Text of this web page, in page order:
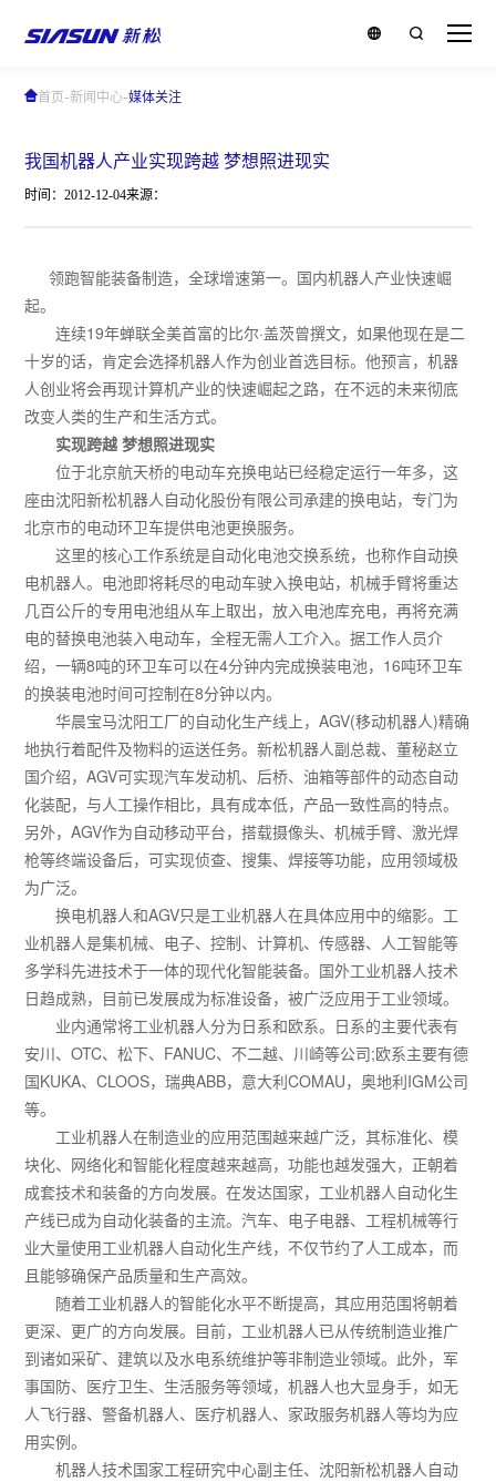
首页-新闻中心-媒体关注
我国机器人产业实现跨越 梦想照进现实
时间：2012-12-04来源：
领跑智能装备制造，全球增速第一。国内机器人产业快速崛
起。
连续19年蝉联全美首富的比尔·盖茨曾撰文，如果他现在是二
十岁的话，肯定会选择机器人作为创业首选目标。他预言，机器
人创业将会再现计算机产业的快速崛起之路，在不远的未来彻底
改变人类的生产和生活方式。
实现跨越 梦想照进现实
位于北京航天桥的电动车充换电站已经稳定运行一年多，这
座由沈阳新松机器人自动化股份有限公司承建的换电站，专门为
北京市的电动环卫车提供电池更换服务。
这里的核心工作系统是自动化电池交换系统，也称作自动换
电机器人。电池即将耗尽的电动车驶入换电站，机械手臂将重达
几百公斤的专用电池组从车上取出，放入电池库充电，再将充满
电的替换电池装入电动车，全程无需人工介入。据工作人员介
绍，一辆8吨的环卫车可以在4分钟内完成换装电池，16吨环卫车
的换装电池时间可控制在8分钟以内。
华晨宝马沈阳工厂的自动化生产线上，AGV(移动机器人)精确
地执行着配件及物料的运送任务。新松机器人副总裁、董秘赵立
国介绍，AGV可实现汽车发动机、后桥、油箱等部件的动态自动
化装配，与人工操作相比，具有成本低，产品一致性高的特点。
另外，AGV作为自动移动平台，搭载摄像头、机械手臂、激光焊
枪等终端设备后，可实现侦查、搜集、焊接等功能，应用领域极
为广泛。
换电机器人和AGV只是工业机器人在具体应用中的缩影。工
业机器人是集机械、电子、控制、计算机、传感器、人工智能等
多学科先进技术于一体的现代化智能装备。国外工业机器人技术
日趋成熟，目前已发展成为标准设备，被广泛应用于工业领域。
业内通常将工业机器人分为日系和欧系。日系的主要代表有
安川、OTC、松下、FANUC、不二越、川崎等公司;欧系主要有德
国KUKA、CLOOS，瑞典ABB，意大利COMAU，奥地利IGM公司
等。
工业机器人在制造业的应用范围越来越广泛，其标准化、模
块化、网络化和智能化程度越来越高，功能也越发强大，正朝着
成套技术和装备的方向发展。在发达国家，工业机器人自动化生
产线已成为自动化装备的主流。汽车、电子电器、工程机械等行
业大量使用工业机器人自动化生产线，不仅节约了人工成本，而
且能够确保产品质量和生产高效。
随着工业机器人的智能化水平不断提高，其应用范围将朝着
更深、更广的方向发展。目前，工业机器人已从传统制造业推广
到诸如采矿、建筑以及水电系统维护等非制造业领域。此外，军
事国防、医疗卫生、生活服务等领域，机器人也大显身手，如无
人飞行器、警备机器人、医疗机器人、家政服务机器人等均为应
用实例。
机器人技术国家工程研究中心副主任、沈阳新松机器人自动